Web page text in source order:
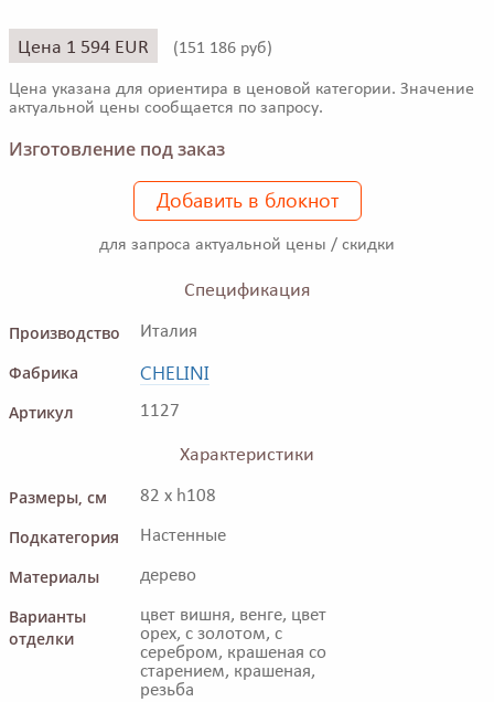
Цена 1 594 EUR (151 186 руб)
Цена указана для ориентира в ценовой категории. Значение
актуальной цены сообщается по запросу.
Изготовление под заказ
Добавить в блокнот
для запроса актуальной цены / скидки
Спецификация
Производство
Италия
Фабрика CHELINI
Артикул 1127
Характеристики
Размеры, см
82 x h108
Подкатегория Настенные
Материалы дерево
Варианты
отделки
цвет вишня, венге, цвет
орех, с золотом, с
серебром, крашеная со
старением, крашеная,
резьба